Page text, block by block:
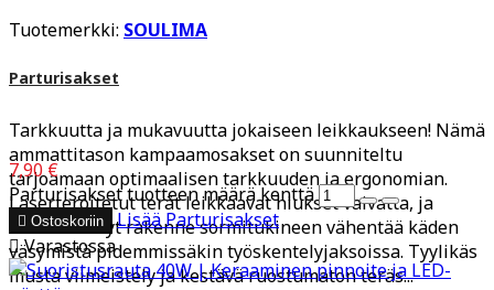
Tuotemerkki: SOULIMA
Parturisakset
Tarkkuutta ja mukavuutta jokaiseen leikkaukseen! Nämä
ammattitason kampaamosakset on suunniteltu
tarjoamaan optimaalisen tarkkuuden ja ergonomian.
Laserteroitetut terät leikkaavat hiukset vaivatta, ja
saksien kevyt rakenne sormitukineen vähentää käden
väsymistä pidemmissäkin työskentelyjaksoissa. Tyylikäs
musta viimeistely ja kestävä ruostumaton teräs...
7,90 €
Parturisakset tuotteen määrä kenttä
 Ostoskoriin LisääParturisakset
Varastossa